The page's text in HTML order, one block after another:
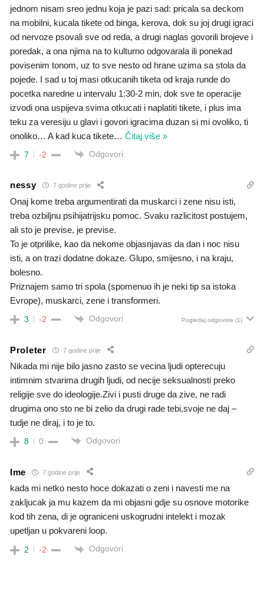
jednom nisam sreo jednu koja je pazi sad: pricala sa deckom
na mobilni, kucala tikete od binga, kerova, dok su joj drugi igraci
od nervoze psovali sve od reda, a drugi naglas govorili brojeve i
poredak, a ona njima na to kulturno odgovarala ili ponekad
povisenim tonom, uz to sve nesto od hrane uzima sa stola da
pojede. I sad u toj masi otkucanih tiketa od kraja runde do
pocetka naredne u intervalu 1:30-2 min, dok sve te operacije
izvodi ona uspijeva svima otkucati i naplatiti tikete, i plus ima
teku za veresiju u glavi i govori igracima duzan si mi ovoliko, ti
onoliko… A kad kuca tikete… Čitaj više »
7 -2 Odgovori
nessy 7 godine prije
Onaj kome treba argumentirati da muskarci i zene nisu isti,
treba ozbiljnu psihijatrijsku pomoc. Svaku razlicitost postujem,
ali sto je previse, je previse.
To je otprilike, kao da nekome objasnjavas da dan i noc nisu
isti, a on trazi dodatne dokaze. Glupo, smijesno, i na kraju,
bolesno.
Priznajem samo tri spola (spomenuo ih je neki tip sa istoka
Evrope), muskarci, zene i transformeri.
3 -2 Odgovori Pogledaj odgovore (1)
Proleter 7 godine prije
Nikada mi nije bilo jasno zasto se vecina ljudi opterecuju
intimnim stvarima drugih ljudi, od necije seksualnosti preko
religije sve do ideologije.Zivi i pusti druge da zive, ne radi
drugima ono sto ne bi zelio da drugi rade tebi,svoje ne daj –
tudje ne diraj, i to je to.
8 0 Odgovori
Ime 7 godine prije
kada mi netko nesto hoce dokazati o zeni i navesti me na
zakljucak ja mu kazem da mi objasni gdje su osnove motorike
kod tih zena, di je ograniceni uskogrudni intelekt i mozak
upetljan u pokvareni loop.
2 -2 Odgovori